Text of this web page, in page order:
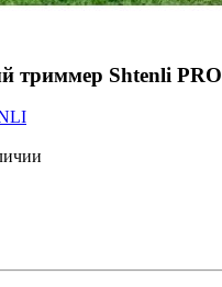
триммер Shtenli PRO